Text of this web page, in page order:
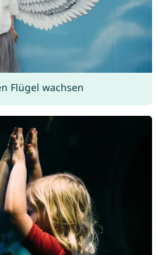
Flügel wachsen